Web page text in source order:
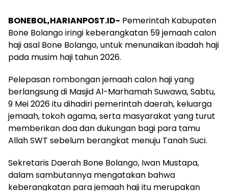
BONEBOL,HARIANPOST.ID- Pemerintah Kabupaten
Bone Bolango iringi keberangkatan 59 jemaah calon
haji asal Bone Bolango, untuk menunaikan ibadah haji
pada musim haji tahun 2026.
Pelepasan rombongan jemaah calon haji yang
berlangsung di Masjid Al-Marhamah Suwawa, Sabtu,
9 Mei 2026 itu dihadiri pemerintah daerah, keluarga
jemaah, tokoh agama, serta masyarakat yang turut
memberikan doa dan dukungan bagi para tamu
Allah SWT sebelum berangkat menuju Tanah Suci.
Sekretaris Daerah Bone Bolango, Iwan Mustapa,
dalam sambutannya mengatakan bahwa
keberangkatan para jemaah haji itu merupakan